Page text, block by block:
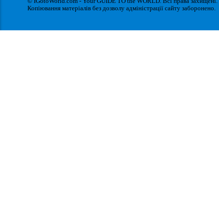
Копіювання матеріалів без дозволу адміністрації сайту заборонено.